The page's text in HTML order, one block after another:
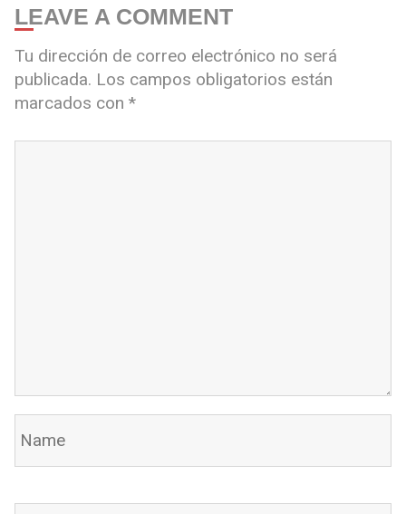
LEAVE A COMMENT
Tu dirección de correo electrónico no será
publicada. Los campos obligatorios están
marcados con *